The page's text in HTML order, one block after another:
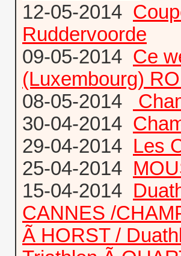
12-05-2014
Ruddervoorde
09-05-2014 Ce
(Luxembourg)
08-05-2014
30-04-2014
29-04-2014 Les
25-04-2014
15-04-2014
CANNES /
Ã HORST /